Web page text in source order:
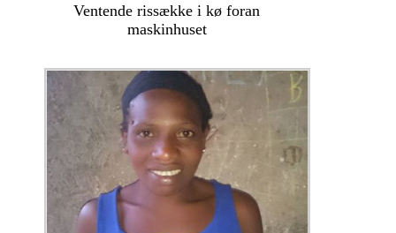
Ventende rissække i kø foran
maskinhuset